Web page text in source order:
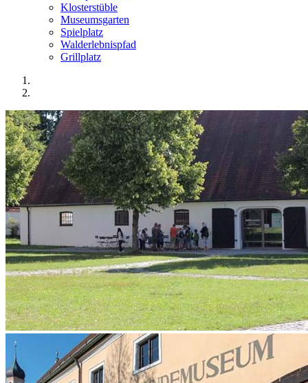
Klosterstüble
Museumsgarten
Spielplatz
Walderlebnispfad
Grillplatz